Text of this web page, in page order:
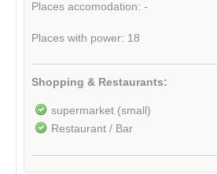
Places accomodation: -
Places with power: 18
Shopping & Restaurants:
supermarket (small)
Restaurant / Bar